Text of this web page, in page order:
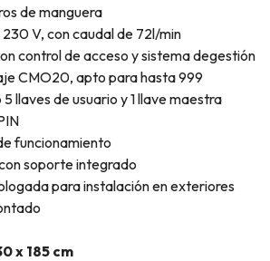
de manguera
V, con caudal de 72l/min
control de acceso y sistema degestión
CMO20, apto para hasta 999
llaves de usuario y 1 llave maestra
funcionamiento
soporte integrado
para instalación en exteriores
x 185 cm